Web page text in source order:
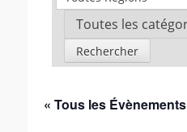
« Tous les Évènements